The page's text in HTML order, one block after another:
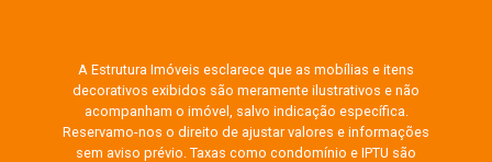
A Estrutura Imóveis esclarece que as mobílias e itens
decorativos exibidos são meramente ilustrativos e não
acompanham o imóvel, salvo indicação específica.
Reservamo-nos o direito de ajustar valores e informações
sem aviso prévio. Taxas como condomínio e IPTU são